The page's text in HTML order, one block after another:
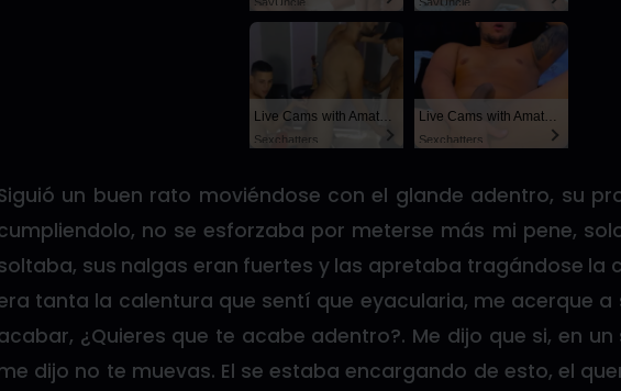
Sexchatters Sexchatters
un buen rato moviéndose con el glande adentro, su
no se esforzaba por meterse más mi pene,
sus nalgas eran fuertes y las apretaba tragándose la
tanta la calentura que sentí que eyacularia, me acerque a
¿Quieres que te acabe adentro?. Me dijo que si, en
dijo no te muevas. El se estaba encargando de esto, el